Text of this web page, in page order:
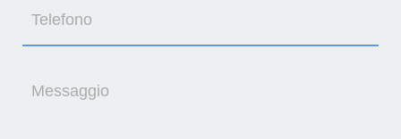
Telefono
Messaggio